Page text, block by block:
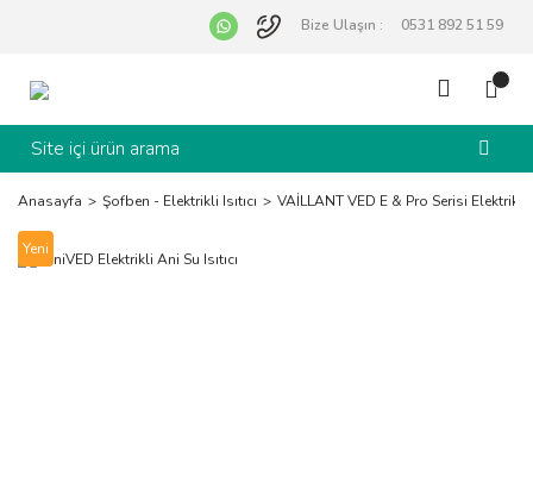
Bize Ulaşın : 0531 892 51 59
Anasayfa Şofben - Elektrikli Isıtıcı VAİLLANT VED E & Pro Serisi Elektrikli
Yeni